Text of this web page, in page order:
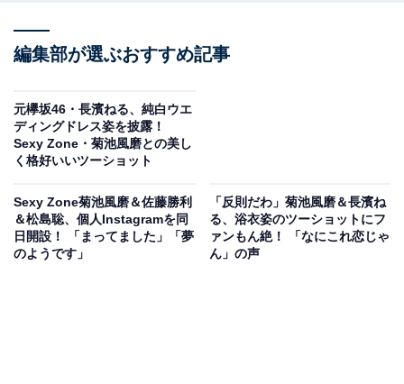
編集部が選ぶおすすめ記事
元欅坂46・長濱ねる、純白ウエ
ディングドレス姿を披露！
Sexy Zone・菊池風磨との美し
く格好いいツーショット
Sexy Zone菊池風磨＆佐藤勝利
＆松島聡、個人Instagramを同
日開設！ 「まってました」「夢
のようです」
「反則だわ」菊池風磨＆長濱ね
る、浴衣姿のツーショットにフ
ァンもん絶！ 「なにこれ恋じゃ
ん」の声